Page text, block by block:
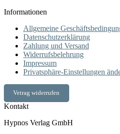
Informationen
Allgemeine
Datenschutzerklärung
Zahlung und Versand
Widerrufsbelehrung
Impressum
Privatsphäre-Einstellungen
Vetrag widerrufen
Kontakt
Hypnos Verlag GmbH